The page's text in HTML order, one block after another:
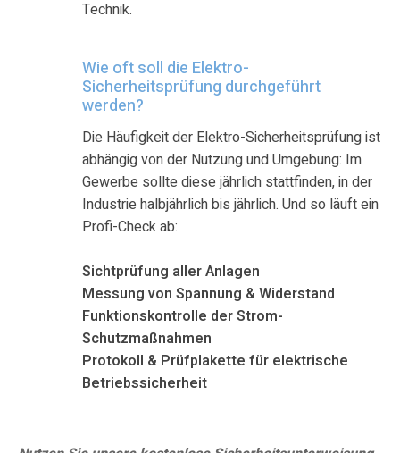
Technik.
Wie oft soll die Elektro-
Sicherheitsprüfung durchgeführt
werden?
Die Häufigkeit der Elektro-Sicherheitsprüfung ist
abhängig von der Nutzung und Umgebung: Im
Gewerbe sollte diese jährlich stattfinden, in der
Industrie halbjährlich bis jährlich. Und so läuft ein
Profi-Check ab:
Sichtprüfung aller Anlagen
Messung von Spannung & Widerstand
Funktionskontrolle der Strom-
Schutzmaßnahmen
Protokoll & Prüfplakette für elektrische
Betriebssicherheit